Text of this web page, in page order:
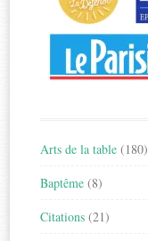
Arts de la table (180)
Baptême (8)
Citations (21)